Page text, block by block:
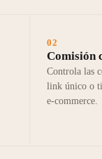
02
Comisión
Controla las
link único o
e-commerce.